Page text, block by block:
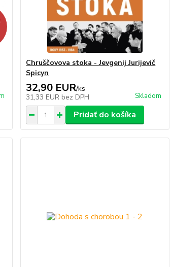
Chruščovova stoka - Jevgenij Jurijevič
Spicyn
32,90 EUR/ks
31,33 EUR bez DPH Skladom
Pridať do košíka